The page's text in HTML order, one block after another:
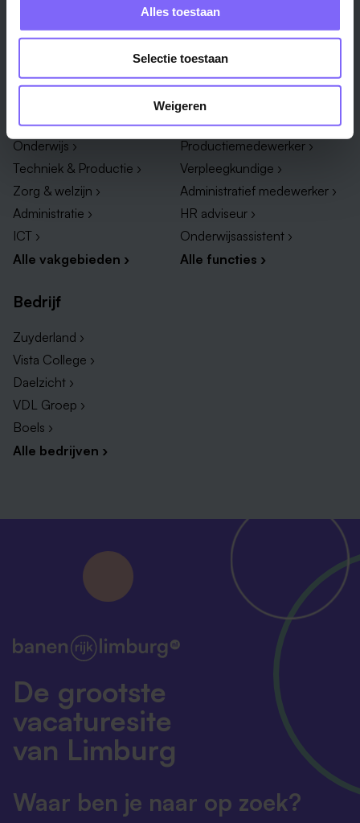
Alles toestaan
Selectie toestaan
Weigeren
Weert ›
Onderwijs ›
Techniek & Productie ›
Zorg & welzijn ›
Administratie ›
ICT ›
Alle vakgebieden ›
Functie
Productiemedewerker ›
Verpleegkundige ›
Administratief medewerker ›
HR adviseur ›
Onderwijsassistent ›
Alle functies ›
Bedrijf
Zuyderland ›
Vista College ›
Daelzicht ›
VDL Groep ›
Boels ›
Alle bedrijven ›
De grootste
vacaturesite
van Limburg
Waar ben je naar op zoek?